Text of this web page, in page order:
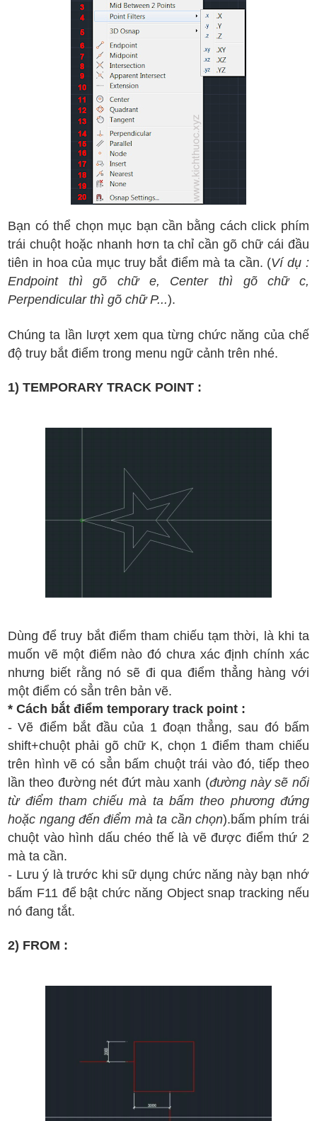
Bạn có thể chọn mục bạn cần bằng cách click phím
trái chuột hoặc nhanh hơn ta chỉ cần gõ chữ cái đầu
tiên in hoa của mục truy bắt điểm mà ta cần. (Ví dụ :
Endpoint thì gõ chữ e, Center thì gõ chữ c,
Perpendicular thì gõ chữ P...).
Chúng ta lần lượt xem qua từng chức năng của chế
độ truy bắt điểm trong menu ngữ cảnh trên nhé.
1) TEMPORARY TRACK POINT :
Dùng để truy bắt điểm tham chiếu tạm thời, l à khi ta
muốn vẽ một điểm nàođó chưa xácđịnh chính xác
nhưng biết rằng nó sẽ điqua điểm thẳng hàng với
một điểm có sẳn trên bản vẽ.
* Cách bắtđiểm temporary track point :
- Vẽ điểm bắtđầu của 1 đoạn thẳng, sau đó bấm
shift+chuột phải gõ chữ K, chọn 1điểm tham chiếu
trên hình vẽ có sẳn bấm chuột trái vào đó, tiếp theo
lần theo đường nét đứt màu xanh (đường này sẽ nối
từ điểm tham chiếu mà ta bấm theo phương đứng
hoặc ngangđếnđiểm mà ta cần chọn).bấm phím trái
chuột vào hình dấu chéo thế là vẽđược điểm thứ 2
mà ta cần.
- Lưuý l à trước khi sữ dụng chức năng này bạn nhớ
bấm F11 để bật chức năng Object snap tracking nếu
nóđang tắt.
2) FROM :